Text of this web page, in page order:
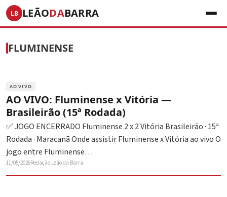
LB LEÃODABARRA
FLUMINENSE
AO VIVO
AO VIVO: Fluminense x Vitória —
Brasileirão (15ª Rodada)
✅ JOGO ENCERRADO Fluminense 2 x 2 Vitória Brasileirão · 15ª
Rodada · Maracanã Onde assistir Fluminense x Vitória ao vivo O
jogo entre Fluminense…
11/05/2026Redação Leão da Barra